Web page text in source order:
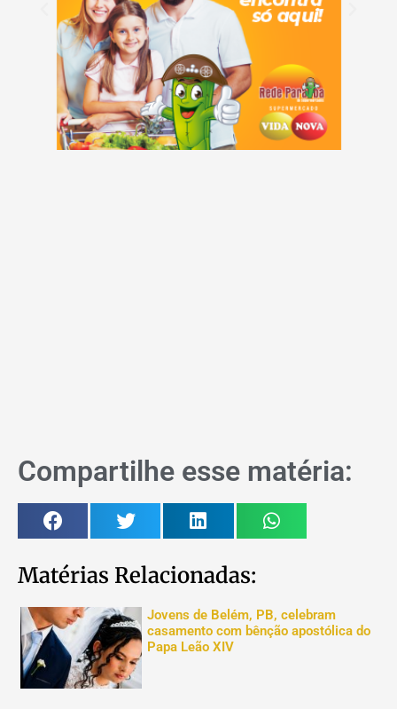
Compartilhe esse matéria:
Matérias Relacionadas:
Jovens de Belém, PB, celebram
casamento com bênção apostólica do
Papa Leão XIV